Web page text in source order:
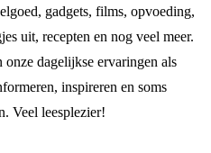
gadgets, films, opvoeding,
uit, recepten en nog veel meer.
dagelijkse ervaringen als
inspireren en soms
Veel leesplezier!